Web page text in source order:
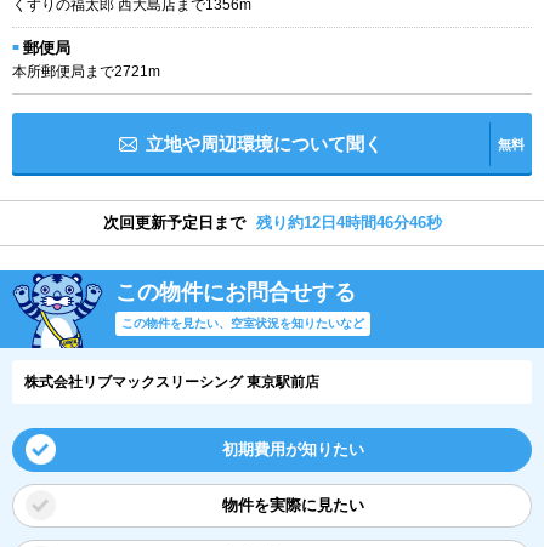
くすりの福太郎 西大島店まで1356m
郵便局
本所郵便局まで2721m
立地や周辺環境について聞く 無料
次回更新予定日まで 残り約12日4時間46分45秒
この物件にお問合せする
この物件を見たい、空室状況を知りたいなど
株式会社リブマックスリーシング 東京駅前店
初期費用が知りたい
物件を実際に見たい